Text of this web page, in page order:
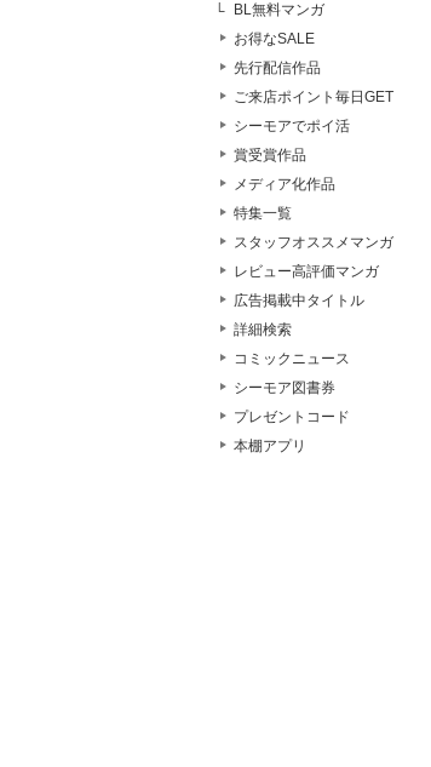
BL無料マンガ
お得なSALE
先行配信作品
ご来店ポイント毎日GET
シーモアでポイ活
賞受賞作品
メディア化作品
特集一覧
スタッフオススメマンガ
レビュー高評価マンガ
広告掲載中タイトル
詳細検索
コミックニュース
シーモア図書券
プレゼントコード
本棚アプリ